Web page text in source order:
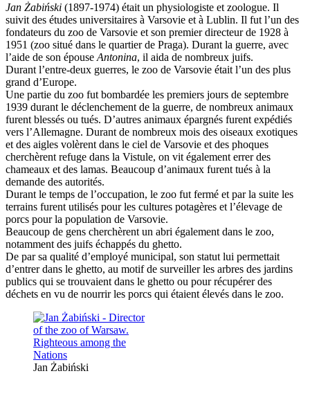
Jan Żabiński (1897-1974) était un physiologiste et zoologue. Il
suivit des études universitaires à Varsovie et à Lublin. Il fut l’un des
fondateurs du zoo de Varsovie et son premier directeur de 1928 à
1951 (zoo situé dans le quartier de Praga). Durant la guerre, avec
l’aide de son épouse Antonina, il aida de nombreux juifs.
Durant l’entre-deux guerres, le zoo de Varsovie était l’un des plus
grand d’Europe.
Une partie du zoo fut bombardée les premiers jours de septembre
1939 durant le déclenchement de la guerre, de nombreux animaux
furent blessés ou tués. D’autres animaux épargnés furent expédiés
vers l’Allemagne. Durant de nombreux mois des oiseaux exotiques
et des aigles volèrent dans le ciel de Varsovie et des phoques
cherchèrent refuge dans la Vistule, on vit également errer des
chameaux et des lamas. Beaucoup d’animaux furent tués à la
demande des autorités.
Durant le temps de l’occupation, le zoo fut fermé et par la suite les
terrains furent utilisés pour les cultures potagères et l’élevage de
porcs pour la population de Varsovie.
Beaucoup de gens cherchèrent un abri également dans le zoo,
notamment des juifs échappés du ghetto.
De par sa qualité d’employé municipal, son statut lui permettait
d’entrer dans le ghetto, au motif de surveiller les arbres des jardins
publics qui se trouvaient dans le ghetto ou pour récupérer des
déchets en vu de nourrir les porcs qui étaient élevés dans le zoo.
Jan Żabiński